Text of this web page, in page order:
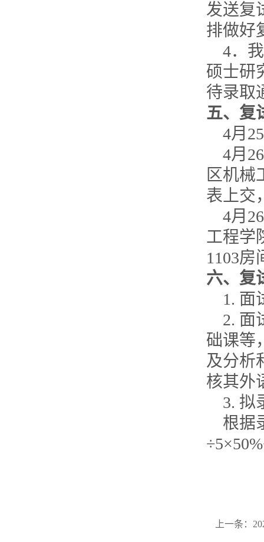
发送复
排做好
4．
硕士研
待录取
五、复
4月 25
4月 26
区机械
表上交
4月 26
工程学
1103房
六、复
1. 面
2. 面
础课等
及分析
核其外
3. 拟
根据
÷5×
上一条：